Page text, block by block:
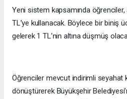
Yeni sistem kapsamında öğrenciler,
TL’ye kullanacak. Böylece bir biniş
gelerek 1 TL’nin altına düşmüş
Öğrenciler mevcut indirimli seyahat
dönüştürerek Büyükşehir